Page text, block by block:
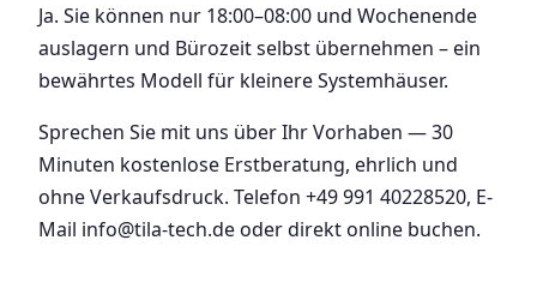
Ja. Sie können nur 18:00–08:00 und Wochenende
auslagern und Bürozeit selbst übernehmen – ein
bewährtes Modell für kleinere Systemhäuser.
Sprechen Sie mit uns über Ihr Vorhaben — 30
Minuten kostenlose Erstberatung, ehrlich und
ohne Verkaufsdruck. Telefon +49 991 40228520, E-
Mail info@tila-tech.de oder direkt online buchen.